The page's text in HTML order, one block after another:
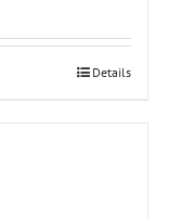
Details